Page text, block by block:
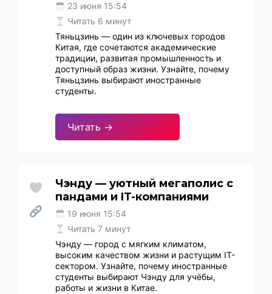
23 июня 15:54
Читать 6 минут
Тяньцзинь — один из ключевых городов
Китая, где сочетаются академические
традиции, развитая промышленность и
доступный образ жизни. Узнайте, почему
Тяньцзинь выбирают иностранные
студенты.
Читать →
Чэнду — уютный мегаполис с
пандами и IT-компаниями
19 июня 15:54
Читать 7 минут
Чэнду — город с мягким климатом,
высоким качеством жизни и растущим IT-
сектором. Узнайте, почему иностранные
студенты выбирают Чэнду для учёбы,
работы и жизни в Китае.